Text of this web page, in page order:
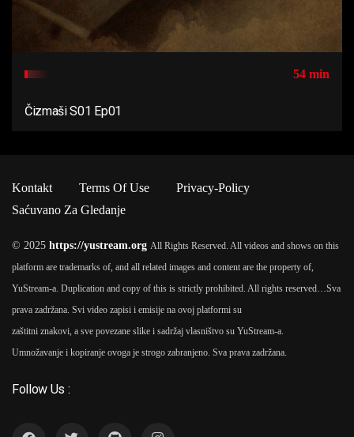
54 min
Čizmaši S01 Ep01
Kontakt Terms Of Use
Privacy-Policy
Saćuvano Za Gledanje
© 2025 https://yustream.org All Rights Reserved. All videos and shows on this
platform are trademarks of, and all related images and content are the property of,
YuStream-a. Duplication and copy of this is strictly prohibited. All rights reserved…Sva
prava zadržana. Svi video zapisi i emisije na ovoj platformi su
zaštitni znakovi, a sve povezane slike i sadržaj vlasništvo su YuStream-a.
Umnožavanje i kopiranje ovoga je strogo zabranjeno. Sva prava zadržana.
Follow Us :